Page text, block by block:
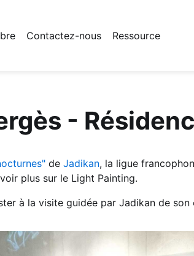
Contactez-nous Ressource
-
de Jadikan, la ligue
plus sur le Light Painting.
à la visite guidée par Jadikan de